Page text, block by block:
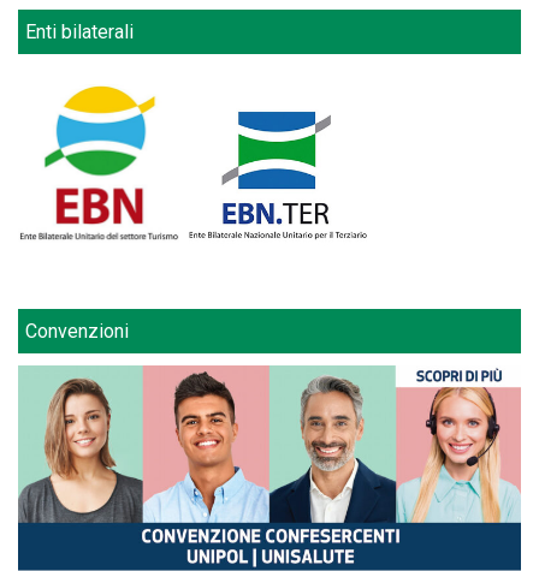
Enti bilaterali
Convenzioni